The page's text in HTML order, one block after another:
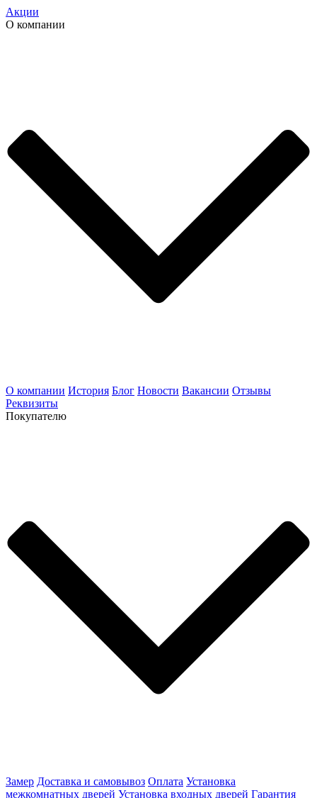
Акции
О компании
О компании История Блог Новости Вакансии Отзывы
Реквизиты
Покупателю
Замер Доставка и самовывоз Оплата Установка
межкомнатных дверей Установка входных дверей Гарантия